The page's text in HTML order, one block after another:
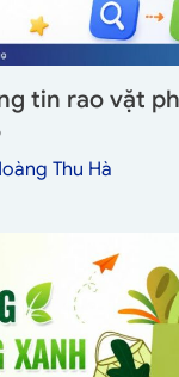
tin rao vặt
Thu Hà